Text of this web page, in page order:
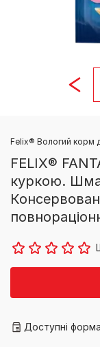
Felix® Вологий корм
FELIX®
куркою.
Доступні